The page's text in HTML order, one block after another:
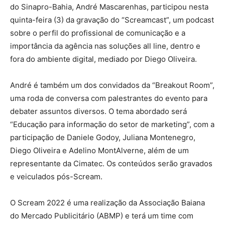
do Sinapro-Bahia, André Mascarenhas, participou nesta
quinta-feira (3) da gravação do “Screamcast”, um podcast
sobre o perfil do profissional de comunicação e a
importância da agência nas soluções all line, dentro e
fora do ambiente digital, mediado por Diego Oliveira.
André é também um dos convidados da “Breakout Room”,
uma roda de conversa com palestrantes do evento para
debater assuntos diversos. O tema abordado será
“Educação para informação do setor de marketing”, com a
participação de Daniele Godoy, Juliana Montenegro,
Diego Oliveira e Adelino MontAlverne, além de um
representante da Cimatec. Os conteúdos serão gravados
e veiculados pós-Scream.
O Scream 2022 é uma realização da Associação Baiana
do Mercado Publicitário (ABMP) e terá um time com